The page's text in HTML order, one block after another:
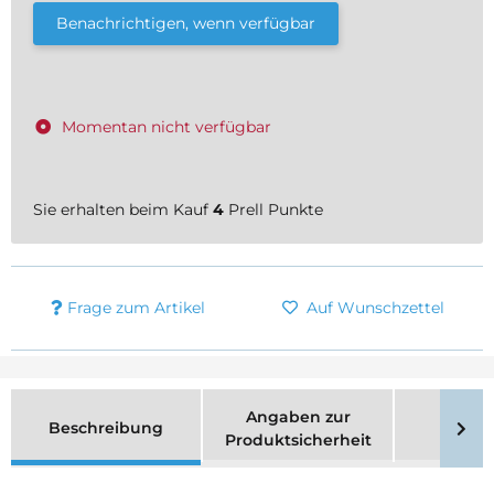
inkl. 19% USt. , zzgl.
Benachrichtigen, wenn verfügbar
Momentan nicht verfügbar
Sie erhalten beim Kauf 4 Prell Punkte
Frage zum Artikel Auf Wunschzettel
Beschreibung
Angaben zur
Produktsicherheit